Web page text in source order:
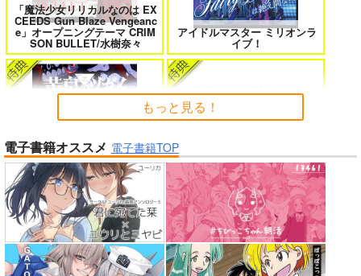
女友達は頼めば意外とヤらせてくれ
る 8
HELL’o WORK！～賽の河原で積石
を崩すだけの簡単なお仕事って聞い
たのに～
よくある令嬢転生だと思ったのに 5
孤独だった国民的美少女の妹を一晩
泊めたら懐かれた
人狼機ウィンヴルガ ー叛逆篇ー 5
「魔法少女リリカルなのは EX
CEEDS Gun Blaze Vengeanc
e」オープニングテーマ CRIM
SON BULLET/水樹奈々
アイドルマスター ミリオンラ
イブ！
黄泉のツガイ
Summer Challenger/水瀬いの
り
もっと見る！
電子書籍オススメ 電子書籍TOP